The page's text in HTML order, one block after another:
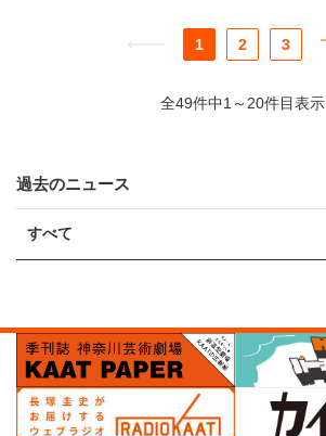
1 2 3
全49件中1～20件目表示
過去のニュース